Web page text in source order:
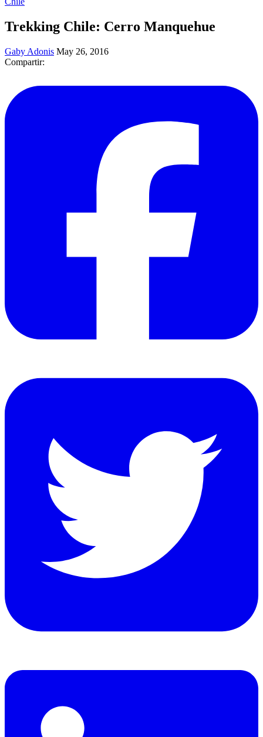
Trekking Chile: Cerro Manquehue
Gaby Adonis May 26, 2016
Compartir: